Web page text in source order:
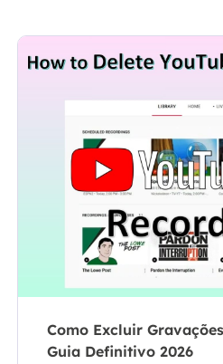
Como Excluir
Guia Definitivo 2026